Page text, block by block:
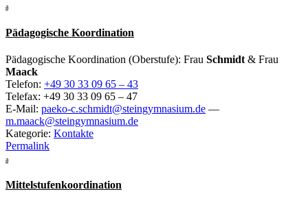
a
Pädagogische Koordination
Pädagogische Koordination (Oberstufe): Frau Schmidt & Frau
Maack
Telefon: +49 30 33 09 65 – 43
Telefax: +49 30 33 09 65 – 47
E-Mail: paeko-c.schmidt@steingymnasium.de —
m.maack@steingymnasium.de
Kategorie: Kontakte
Permalink
a
Mittelstufenkoordination